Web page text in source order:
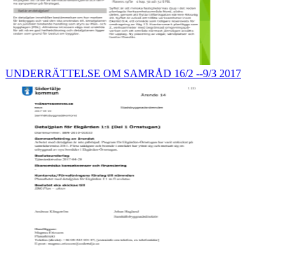
UNDERRÄTTELSE OM SAMRÅD 16/2 --9/3 2017